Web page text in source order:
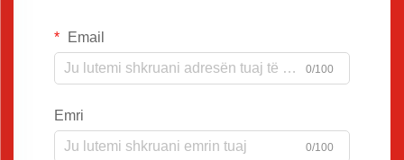
Email
0/100
Emri
0/100